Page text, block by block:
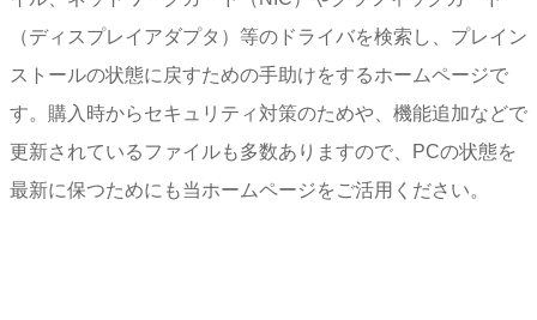
（ディスプレイアダプタ）等のドライバを検索し、プレイン
ストールの状態に戻すための手助けをするホームページで
す。購入時からセキュリティ対策のためや、機能追加などで
更新されているファイルも多数ありますので、PCの状態を
最新に保つためにも当ホームページをご活用ください。